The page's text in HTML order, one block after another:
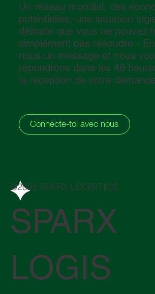
Un réseau mondial, des
potentielles, une situation
délicate que vous ne pouvez
simplement pas résoudre -
nous un message et nous
répondrons dans les 48
la réception de votre
Connecte-toi avec nous
@2025 SPARX LOGISTICS
SPARX
LOGIS